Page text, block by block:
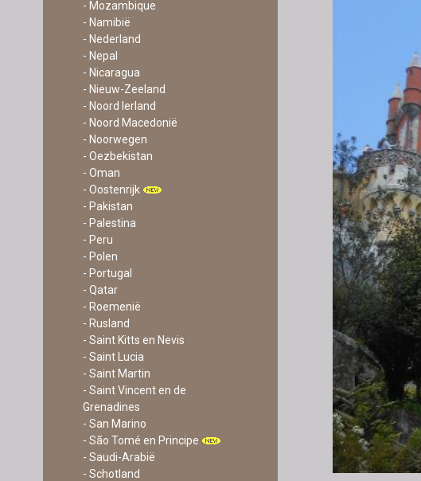
- Mozambique
- Namibië
- Nederland
- Nepal
- Nicaragua
- Nieuw-Zeeland
- Noord Ierland
- Noord Macedonië
- Noorwegen
- Oezbekistan
- Oman
- Oostenrijk
- Pakistan
- Palestina
- Peru
- Polen
- Portugal
- Qatar
- Roemenië
- Rusland
- Saint Kitts en Nevis
- Saint Lucia
- Saint Martin
- Saint Vincent en de
Grenadines
- San Marino
- São Tomé en Principe
- Saudi-Arabië
- Schotland